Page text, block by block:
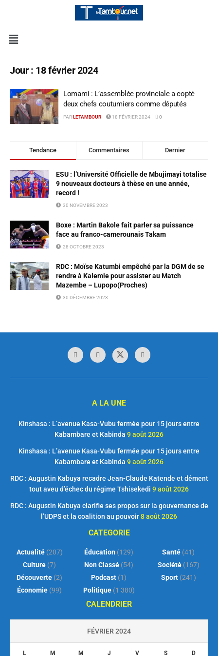
Jour : 18 février 2024
Lomami : L’assemblée provinciale a copté
deux chefs coutumiers comme députés
PAR LETAMBOUR 18 FÉVRIER 2024 0
Tendance Commentaires Dernier
ESU : l’Université Officielle de Mbujimayi totalise
9 nouveaux docteurs à thèse en une année,
record !
30 NOVEMBRE 2023
Boxe : Martin Bakole fait parler sa puissance
face au franco-camerounais Takam
28 OCTOBRE 2023
RDC : Moïse Katumbi empêché par la DGM de se
rendre à Kalemie pour assister au Match
Mazembe – Lupopo(Proches)
30 DÉCEMBRE 2023
A LA UNE
Kinshasa : L’avenue Kasa-Vubu fermée pour 15 jours entre
Kabambare et Kabinda 9 août 2026
Kinshasa : L’avenue Kasa-Vubu fermée pour 15 jours entre
Kabambare et Kabinda 9 août 2026
RDC : Augustin Kabuya recadre Jean-Claude Katende et dément
tout aveu d’échec du régime Tshisekedi 9 août 2026
RDC : Augustin Kabuya clarifie ses propos sur la gouvernance de
l’UDPS et la coalition au pouvoir8 août 2026
CATEGORIE
Actualité(207)
Culture (7)
Découverte (2)
Économie (99)
Éducation (129)
Non Classé (54)
Podcast (1)
Politique(1 380)
Santé (41)
Société(167)
Sport(241)
CALENDRIER
FÉVRIER 2024
L M M J V S D